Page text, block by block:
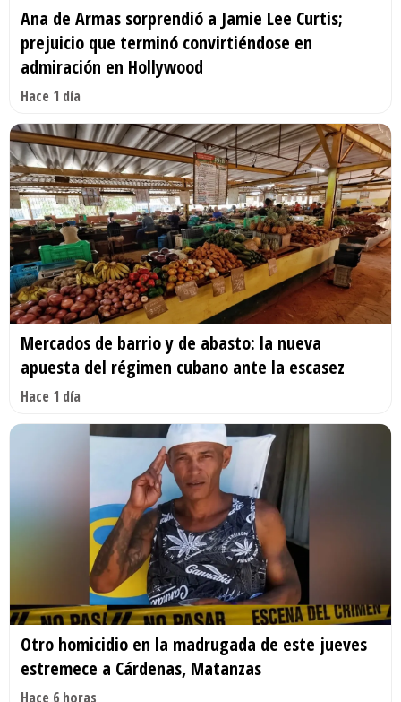
Ana de Armas sorprendió a Jamie Lee Curtis;
prejuicio que terminó convirtiéndose en
admiración en Hollywood
Hace 1 día
Mercados de barrio y de abasto: la nueva
apuesta del régimen cubano ante la escasez
Hace 1 día
Otro homicidio en la madrugada de este jueves
estremece a Cárdenas, Matanzas
Hace 6 horas